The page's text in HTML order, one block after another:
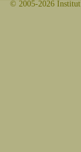
© 2005-2026 Institut